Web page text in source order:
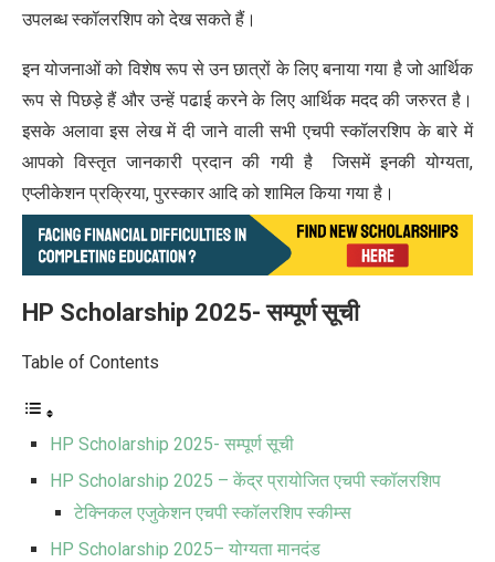
उपलब्ध स्कॉलरशिप को देख सकते हैं।
इन योजनाओं को विशेष रूप से उन छात्रों के लिए बनाया गया है जो आर्थिक
रूप से पिछड़े हैं और उन्हें पढाई करने के लिए आर्थिक मदद की जरुरत है।
इसके अलावा इस लेख में दी जाने वाली सभी एचपी स्कॉलरशिप के बारे में
आपको विस्तृत जानकारी प्रदान की गयी है जिसमें इनकी योग्यता,
एप्लीकेशन प्रक्रिया, पुरस्कार आदि को शामिल किया गया है।
HP Scholarship 2025-सम्पूर्ण सूची
Table of Contents
HP Scholarship 2025- सम्पूर्ण सूची
HP Scholarship 2025 – केंद्र प्रायोजित एचपी स्कॉलरशिप
टेक्निकल एजुकेशन एचपी स्कॉलरशिप स्कीम्स
HP Scholarship 2025– योग्यता मानदंड